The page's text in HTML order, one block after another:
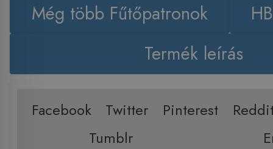
Még több Fűtőpatronok
Termék leírás
Facebook Twitter Pinterest
Tumblr